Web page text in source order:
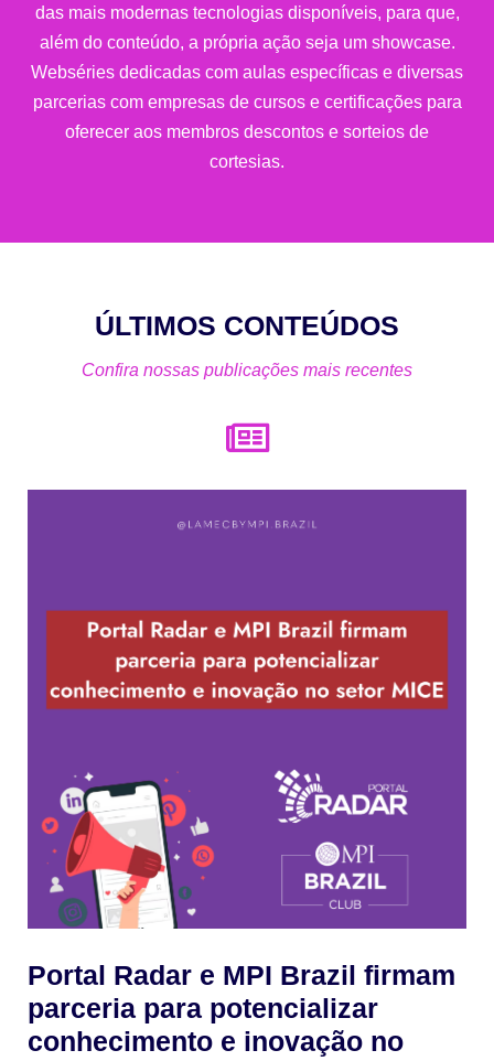
das mais modernas tecnologias disponíveis, para que,
além do conteúdo, a própria ação seja um showcase.
Webséries dedicadas com aulas específicas e diversas
parcerias com empresas de cursos e certificações para
oferecer aos membros descontos e sorteios de
cortesias.
ÚLTIMOS CONTEÚDOS
Confira nossas publicações mais recentes
Portal Radar e MPI Brazil firmam
parceria para potencializar
conhecimento e inovação no